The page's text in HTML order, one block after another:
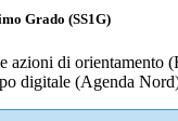
Grado (SS1G)
azioni di orientamento
digitale (Agenda